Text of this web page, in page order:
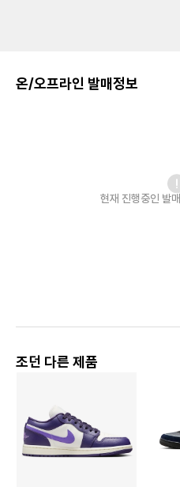
온/오프라인 발매정보
현재 진행중인 발매
조던 다른 제품